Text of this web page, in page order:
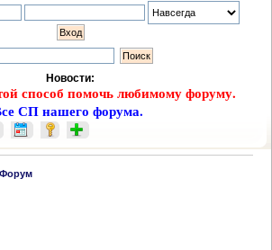
Новости:
способ помочь любимому форуму.
СП нашего форума.